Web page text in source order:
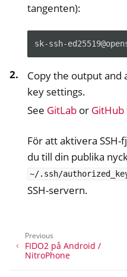
tangenten):
Copy the output and
key settings.
See GitLab or GitHub
För att aktivera
du till din publika
~/.ssh/
SSH-servern.
Previous
FIDO2 på Android /
NitroPhone